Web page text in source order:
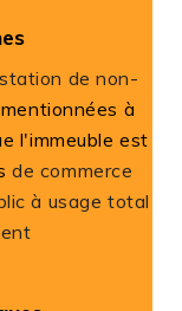
de non-
à
l'immeuble est
de commerce
à usage total